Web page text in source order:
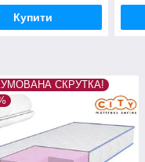
Купити
СКРУТКА!